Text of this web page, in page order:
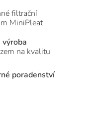
filtrační
MiniPleat
výroba
na kvalitu
poradenství